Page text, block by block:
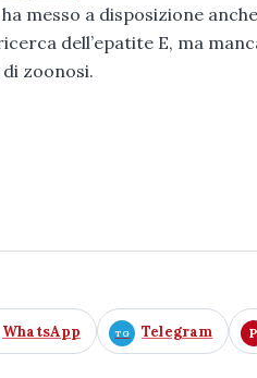
ha messo a disposizione
dell’epatite E, ma
zoonosi.
WhatsApp Telegram